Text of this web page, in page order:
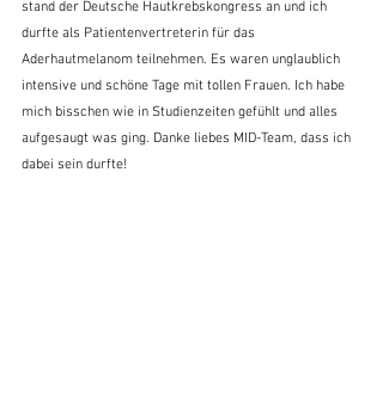
stand der Deutsche Hautkrebskongress an und ich
durfte als Patientenvertreterin für das
Aderhautmelanom teilnehmen. Es waren unglaublich
intensive und schöne Tage mit tollen Frauen. Ich habe
mich bisschen wie in Studienzeiten gefühlt und alles
aufgesaugt was ging. Danke liebes MID-Team, dass ich
dabei sein durfte!